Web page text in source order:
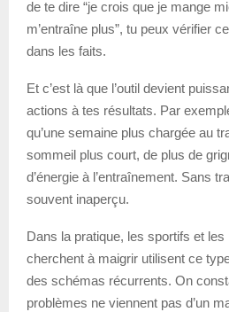
de te dire “je crois que je mange
m’entraîne plus”, tu peux vérifier
dans les faits.
Et c’est là que l’outil devient
actions à tes résultats. Par
qu’une semaine plus chargée au
sommeil plus court, de plus de
d’énergie à l’entraînement. Sans
souvent inaperçu.
Dans la pratique, les sportifs et
cherchent à maigrir utilisent ce
des schémas récurrents. On
problèmes ne viennent pas d’un